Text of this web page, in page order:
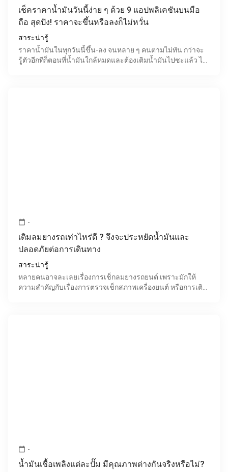
เช็คราคาน้ำมันวันนี้ง่าย ๆ ด้วย 9 แอปพลิเคชันบนมือ
ถือ สุดปัง! ราคาจะขึ้นหรือลงก็ไม่หวั่น
สาระน่ารู้
ราคาน้ำมันในทุกวันนี้ขึ้น-ลง จนหลาย ๆ คนตามไม่ทัน กว่าจะ
รู้ตัวอีกทีก็ตอนที่น้ำมันใกล้หมดและต้องเติมน้ำมันไปซะแล้ว ได้
calendar_today -
เติมลมยางรถเท่าไหร่ดี ? จึงจะประหยัดน้ำมันและ
ปลอดภัยต่อการเดินทาง
สาระน่ารู้
หลายคนอาจละเลยเรื่องการเช็กลมยางรถยนต์ เพราะมักให้
ความสำคัญกับเรื่องการตรวจเช็กสภาพเครื่องยนต์ หรือการเติม
calendar_today -
น้ำมันเชื้อเพลิงแต่ละปั๊ม มีคุณภาพต่างกันจริงหรือไม่?